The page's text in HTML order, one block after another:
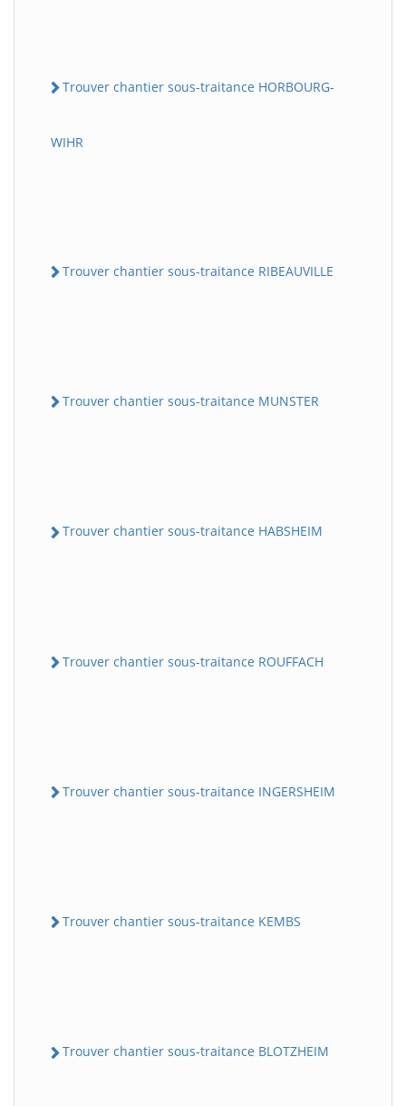
Trouver chantier sous-traitance HORBOURG-
WIHR
Trouver chantier sous-traitance RIBEAUVILLE
Trouver chantier sous-traitance MUNSTER
Trouver chantier sous-traitance HABSHEIM
Trouver chantier sous-traitance ROUFFACH
Trouver chantier sous-traitance INGERSHEIM
Trouver chantier sous-traitance KEMBS
Trouver chantier sous-traitance BLOTZHEIM